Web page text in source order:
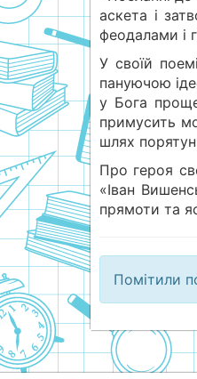
аскета і
феодалами і
У своїй
пануючою
у Бога
примусить
шлях
Про героя
«Іван
прямоти та
Помітили